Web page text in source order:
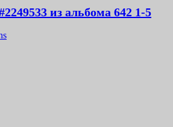
из альбома 642 1-5